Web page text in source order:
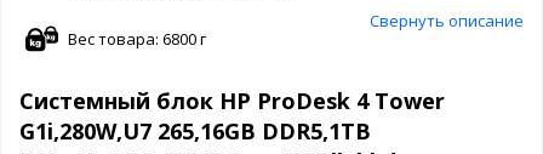
Свернуть описание
Вес товара: 6800 г
Системный блок HP ProDesk 4 Tower
G1i,280W,U7 265,16GB DDR5,1TB